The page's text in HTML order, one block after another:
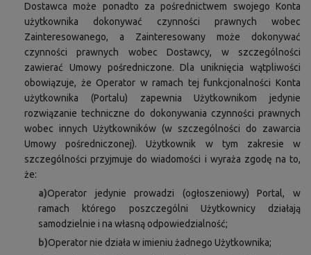
Dostawca może ponadto za pośrednictwem swojego Konta
użytkownika dokonywać czynności prawnych wobec
Zainteresowanego, a Zainteresowany może dokonywać
czynności prawnych wobec Dostawcy, w szczególności
zawierać Umowy pośredniczone. Dla uniknięcia wątpliwości
obowiązuje, że Operator w ramach tej funkcjonalności Konta
użytkownika (Portalu) zapewnia Użytkownikom jedynie
rozwiązanie techniczne do dokonywania czynności prawnych
wobec innych Użytkowników (w szczególności do zawarcia
Umowy pośredniczonej). Użytkownik w tym zakresie w
szczególności przyjmuje do wiadomości i wyraża zgodę na to,
że:
a)Operator jedynie prowadzi (ogłoszeniowy) Portal, w
ramach którego poszczególni Użytkownicy działają
samodzielnie i na własną odpowiedzialność;
b)Operator nie działa w imieniu żadnego Użytkownika;